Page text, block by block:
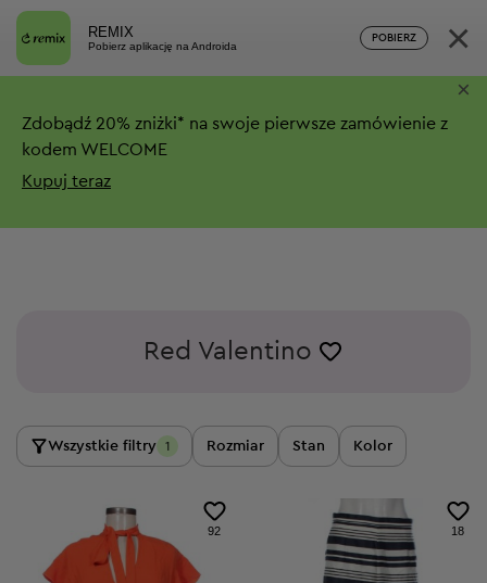
REMIX
Pobierz aplikację na Androida
POBIERZ ×
Zdobądź 20% zniżki* na swoje pierwsze zamówienie z
kodem WELCOME
Kupuj teraz
×
Red Valentino
Wszystkie filtry 1 Rozmiar Stan Kolor
92 18